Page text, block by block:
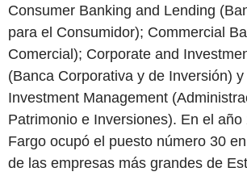
Consumer Banking and Lending
para el Consumidor); Commercial
Comercial); Corporate and
(Banca Corporativa y de Inversión)
Investment Management
Patrimonio e Inversiones). En el año
Fargo ocupó el puesto número 30
de las empresas más grandes de